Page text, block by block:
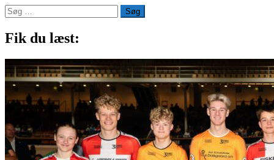
Søg
efter:
Fik du læst: